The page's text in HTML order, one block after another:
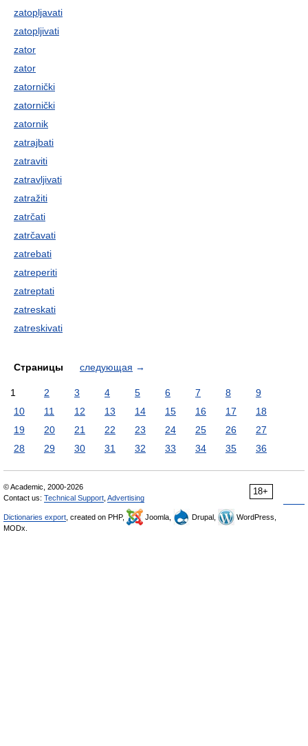
zatopljavati
zatopljivati
zator
zator
zatornički
zatornički
zatornik
zatrajbati
zatraviti
zatravljivati
zatražiti
zatrčati
zatrčavati
zatrebati
zatreperiti
zatreptati
zatreskati
zatreskivati
Страницы следующая →
1 2 3 4 5 6 7 8
9
10
11 12 13 14 15 16 17
18
19
20 21 22 23 24 25 26
27
28
29 30 31 32 33 34 35 36
18+
© Academic, 2000-2026
Contact us: Technical Support Advertising
Dictionaries export , created on PHP, Joomla, Drupal,
WordPress,
MODx.